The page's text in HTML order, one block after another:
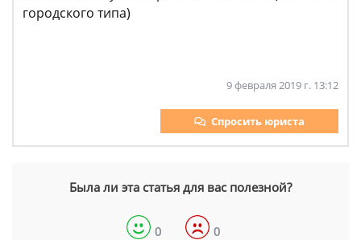
городского типа)
9 февраля 2019 г. 13:12
Спросить юриста
Была ли эта статья для вас полезной?
0 0